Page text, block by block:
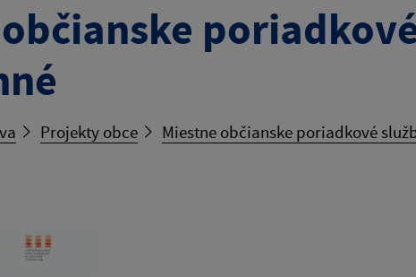
Projekty obce Miestne občianske poriadkové